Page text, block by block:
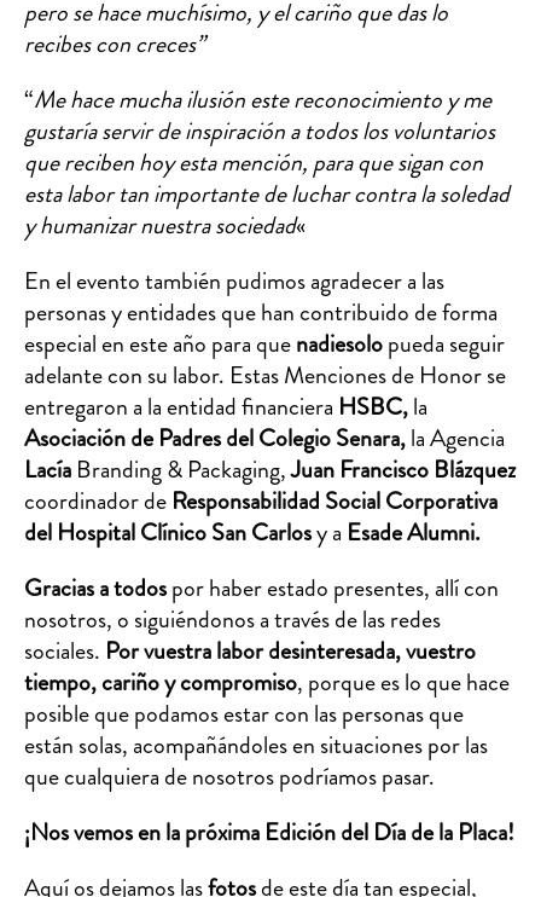
pero se hace muchísimo, y el cariño que das lo
recibes con creces”
“Me hace mucha ilusión este reconocimiento y me
gustaría servir de inspiración a todos los voluntarios
que reciben hoy esta mención, para que sigan con
esta labor tan importante de luchar contra la soledad
y humanizar nuestra sociedad«
En el evento también pudimos agradecer a las
personas y entidades que han contribuido de forma
especial en este año para quenadiesolopueda seguir
adelante con su labor. Estas Menciones de Honor se
entregaron a la entidad financiera HSBC,la
Asociación de Padres del Colegio Senara,la Agencia
Lacía Branding & Packaging,Juan Francisco Blázquez
coordinador de Responsabilidad Social Corporativa
del Hospital Clínico San Carlosy a Esade Alumni.
Gracias a todospor haber estado presentes, allí con
nosotros, o siguiéndonos a través de las redes
sociales. Por vuestra labor desinteresada, vuestro
tiempo, cariño y compromiso, porque es lo que hace
posible que podamos estar con las personas que
están solas, acompañándoles en situaciones por las
que cualquiera de nosotros podríamos pasar.
¡Nos vemos en la próxima Edición del Día de la Placa!
Aquí os dejamos lasfotosde este día tan especial,